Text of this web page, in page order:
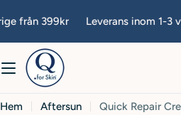
till
innehåll
från 399kr Leverans inom 1-3
Hem Aftersun Quick Repair